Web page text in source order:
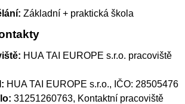
Základní + praktická škola
HUA TAI EUROPE s.r.o. pracoviště
HUA TAI EUROPE s.r.o., IČO: 28505476
31251260763, Kontaktní pracoviště